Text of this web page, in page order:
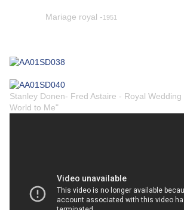
Mariage royal -1951
Stanley Donen- Fred Astaire - Royal Wedding
World to Me"